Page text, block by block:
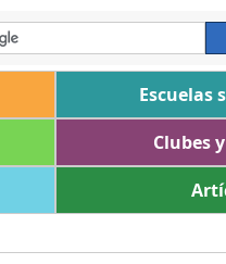
Escuelas
Clubes